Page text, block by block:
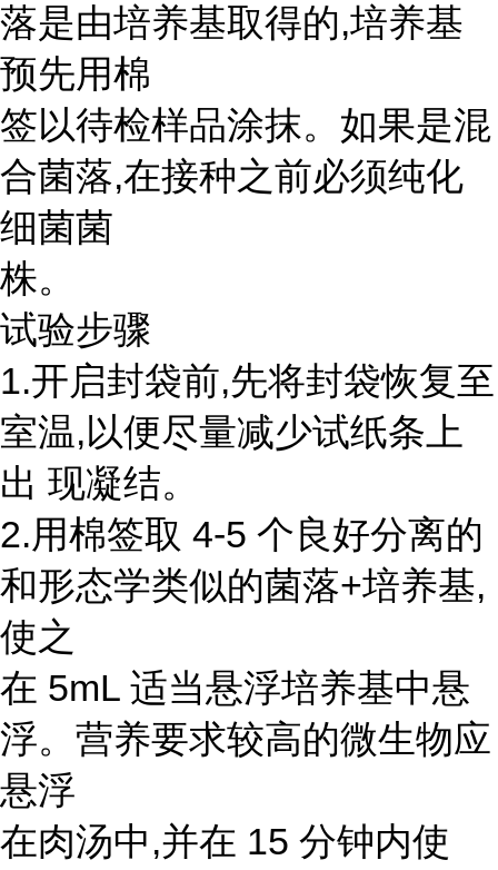
落是由培养基取得的,培养基
预先用棉
签以待检样品涂抹。如果是混
合菌落,在接种之前必须纯化
细菌菌
株。
试验步骤
1.开启封袋前,先将封袋恢复至
室温,以便尽量减少试纸条上
出 现凝结。
2.用棉签取 4-5 个良好分离的
和形态学类似的菌落+培养基,
使之
在 5mL 适当悬浮培养基中悬
浮。营养要求较高的微生物应
悬浮
在肉汤中,并在 15 分钟内使